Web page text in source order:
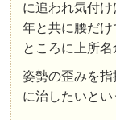
に追われ気付け
年と共に腰だ
ところに上所名
姿勢の歪みを
に治したいとい